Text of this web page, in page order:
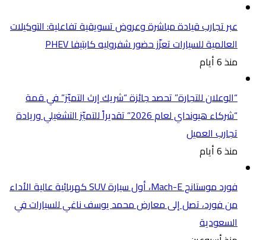
عبر تجارب قيادة مباشرة وعروض تسويقية تفاعلية: التوكيلات
العالمية للسيارات تعزّز حضور شفروليه كابتيفا PHEV
منذ 6 أيام
“الوعلان للتجارة” تحصد جائزة “شريك إرث التميّز” في قمة
“شركاء هيونداي لعام 2026” تقديراً للتميّز التشغيلي وريادة
تجارب العميل
منذ 6 أيام
فورد موستانج Mach-E، أول سيارة SUV كهربائية عالية الأداء
من فورد، تصل إلى معارض محمد يوسف ناغي للسيارات في
السعودية